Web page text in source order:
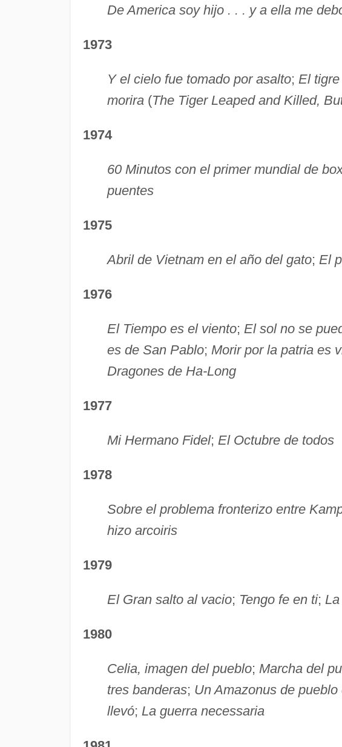
De America soy hijo . . . y a ella me
1973
Y el cielo fue tomado por asalto; El
morira(The Tiger Leaped and Killed,
1974
60 Minutos con el primer mundial de
puentes
1975
Abril de Vietnam en el año del gato; El
1976
El Tiempo es el viento; El sol no se
es de San Pablo; Morir por la patria es
Dragones de Ha-Long
1977
Mi Hermano Fidel; El Octubre de todos
1978
Sobre el problema fronterizo entre
hizo arcoiris
1979
El Gran salto al vacio; Tengo fe en ti;
1980
Celia, imagen del pueblo; Marcha del
tres banderas; Un Amazonus de
llevó; La guerra necessaria